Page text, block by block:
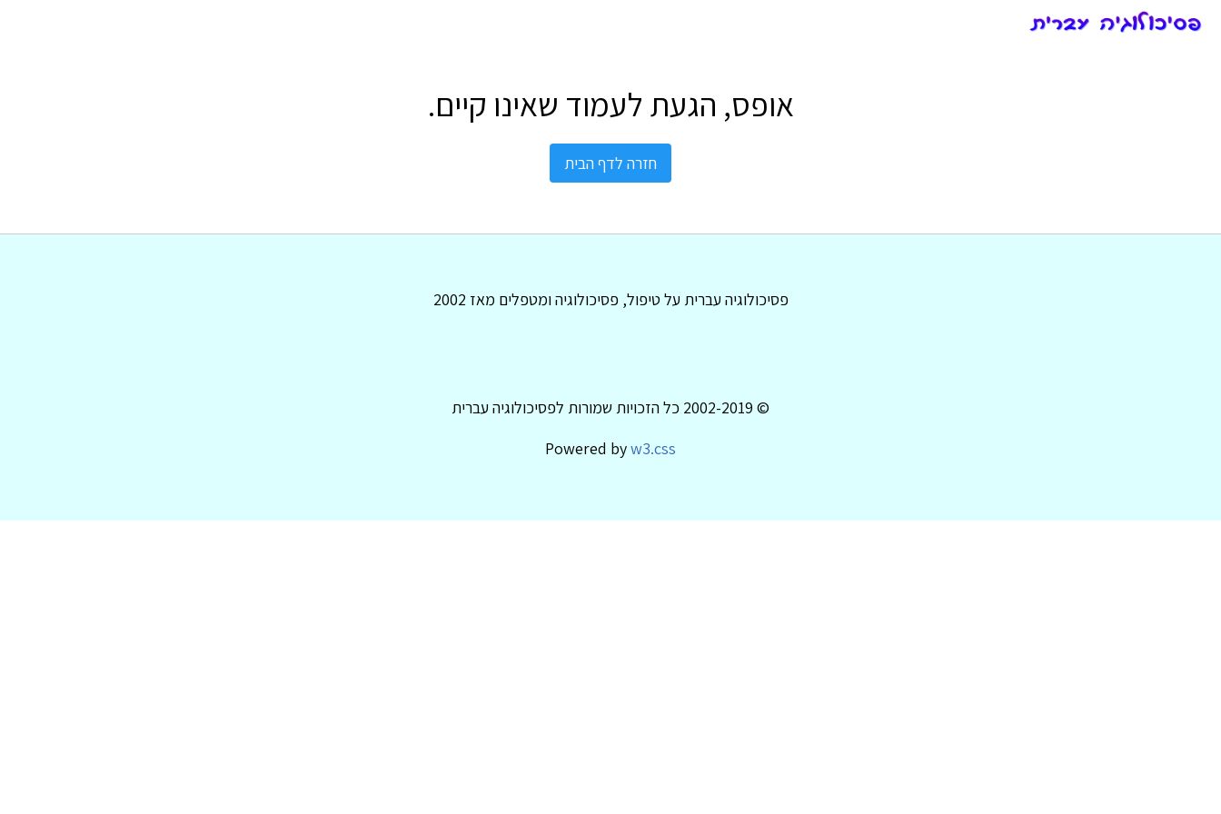
אופס, הגעת לעמוד שאינו קיים.
חזרה לדף הבית
פסיכולוגיה עברית על טיפול, פסיכולוגיה ומטפלים מאז 2002
© 2002-2019 כל הזכויות שמורות לפסיכולוגיה עברית
Powered byw3.css